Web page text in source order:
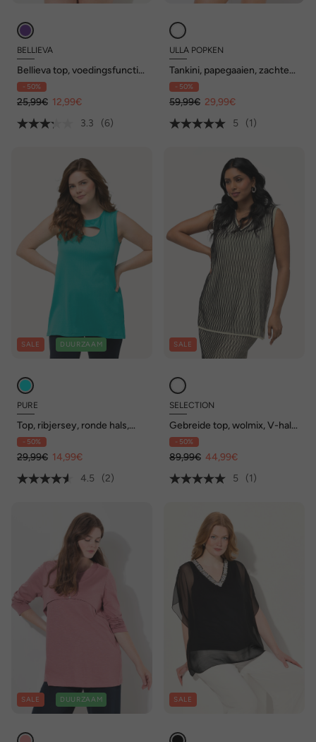
BELLIEVA
Bellieva top, voedingsfunctie,
ronde hals, mouwloos, GOTS
- 50%
25,99€ 12,99€
3.3
(6)
ULLA POPKEN
Tankini, papegaaien, zachte
cups, bandjes verstelbaar
- 50%
59,99€ 29,99€
5
(1)
SALE DUURZAAM
PURE
Top, ribjersey, ronde hals,
mouwloos, biologisch katoen
- 50%
29,99€ 14,99€
4.5
(2)
SALE
SELECTION
Gebreide top, wolmix, V-hals,
mouwloos
- 50%
89,99€ 44,99€
5
(1)
SALE DUURZAAM SALE